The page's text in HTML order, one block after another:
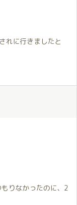
れに行きましたと
ずっと快楽の海に
。周囲に気を配る
りなかったのに、2